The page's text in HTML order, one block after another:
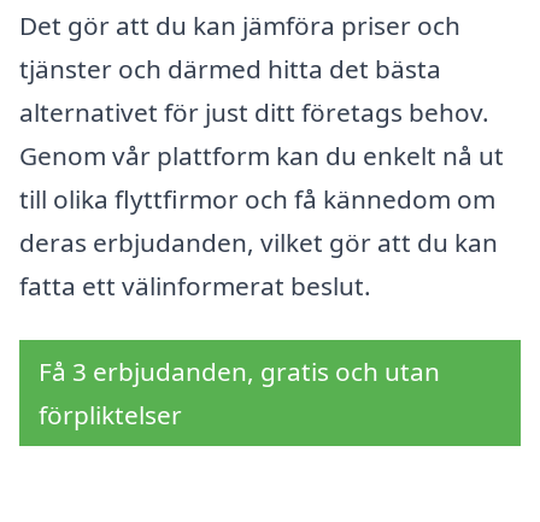
Det gör att du kan jämföra priser och
tjänster och därmed hitta det bästa
alternativet för just ditt företags behov.
Genom vår plattform kan du enkelt nå ut
till olika flyttfirmor och få kännedom om
deras erbjudanden, vilket gör att du kan
fatta ett välinformerat beslut.
Få 3 erbjudanden, gratis och utan
förpliktelser